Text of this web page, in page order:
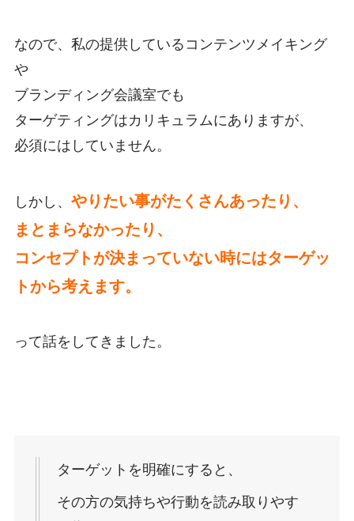
なので、私の提供しているコンテンツメイキング
や
ブランディング会議室でも
ターゲティングはカリキュラムにありますが、
必須にはしていません。
しかし、 やりたい事がたくさんあったり、
まとまらなかったり、
コンセプトが決まっていない時にはターゲッ
トから考えます。
って話をしてきました。
ターゲットを明確にすると、
その方の気持ちや行動を読み取りやす